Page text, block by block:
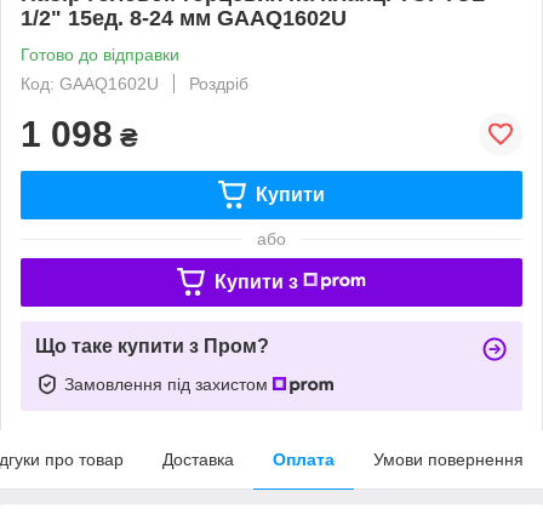
1/2" 15ед. 8-24 мм GAAQ1602U
Готово до відправки
Код: GAAQ1602U
Роздріб
1 098 ₴
Купити
або
Купити з
Що таке купити з Пром?
Замовлення під захистом
про товар Доставка Оплата Умови повернення